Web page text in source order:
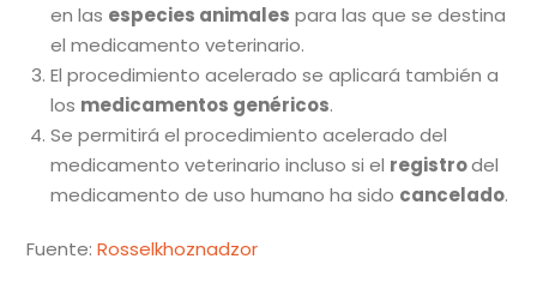
en las especies animales para las que se destina
el medicamento veterinario.
El procedimiento acelerado se aplicará también a
los medicamentos genéricos.
Se permitirá el procedimiento acelerado del
medicamento veterinario incluso si el registrodel
medicamento de uso humano ha sido cancelado.
Fuente:Rosselkhoznadzor